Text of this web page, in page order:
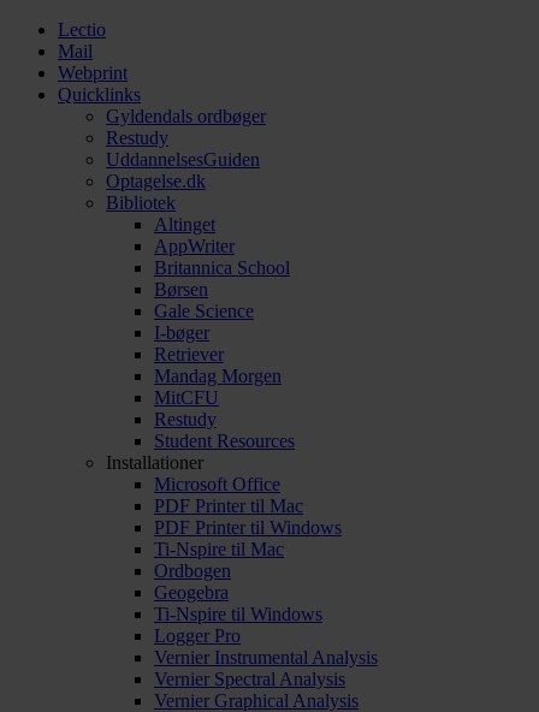
Lectio
Mail
Webprint
Quicklinks
Gyldendals ordbøger
Restudy
UddannelsesGuiden
Optagelse.dk
Bibliotek
Altinget
AppWriter
Britannica School
Børsen
Gale Science
I-bøger
Retriever
Mandag Morgen
MitCFU
Restudy
Student Resources
Installationer
Microsoft Office
PDF Printer til Mac
PDF Printer til Windows
Ti-Nspire til Mac
Ordbogen
Geogebra
Ti-Nspire til Windows
Logger Pro
Vernier Instrumental Analysis
Vernier Spectral Analysis
Vernier Graphical Analysis